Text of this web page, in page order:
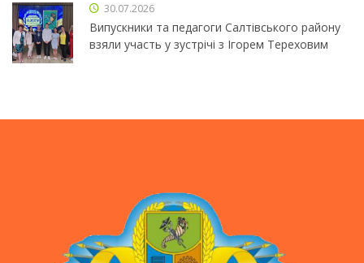
30.07.2026
Випускники та педагоги Салтівського району
взяли участь у зустрічі з Ігорем Тереховим